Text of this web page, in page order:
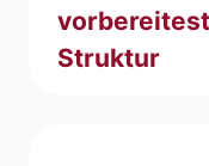
Struktur